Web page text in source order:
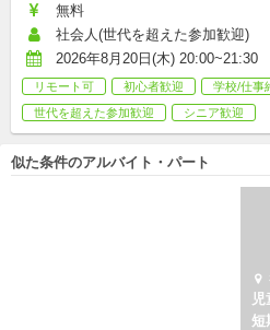
無料
社会人(世代を超えた参加歓迎)
2026年8月20日(木) 20:00~21:30
リモート可 初心者歓迎
学校/仕事
世代を超えた参加歓迎
シニア歓迎
似た条件のアルバイト・パート
短